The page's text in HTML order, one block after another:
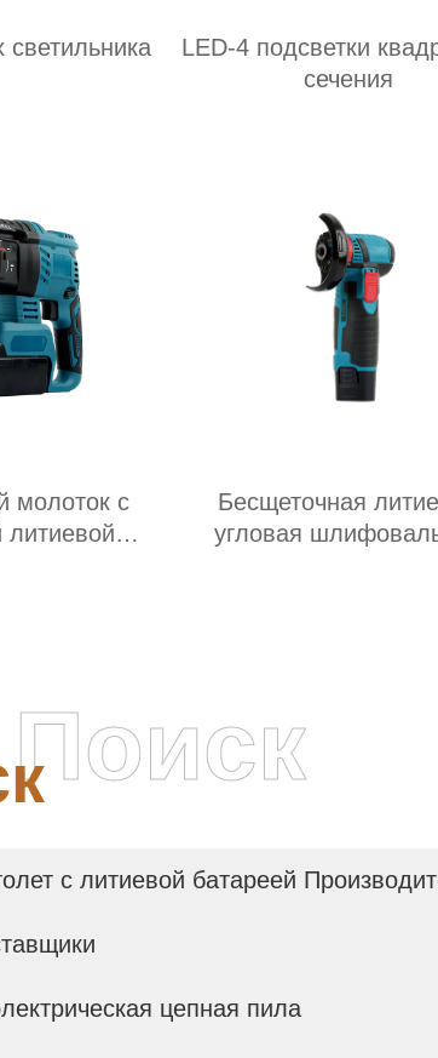
LED-4 подсветки
сечения
молоток с
литиевой
Бесщеточная
угловая
с литиевой батареей
цепная пила